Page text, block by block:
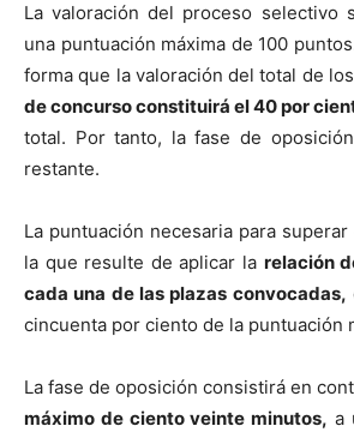
La valoración del proceso selectivo
una puntuación máxima de 100
forma que la valoración del total de
de concurso constituirá el 40 por
total. Por tanto, la fase de
restante.
La puntuación necesaria para
la que resulte de aplicar la relación
cada una de las plazas convocadas,
cincuenta por ciento de la puntuación
La fase de oposición consistirá en
máximo de ciento veinte minutos, a